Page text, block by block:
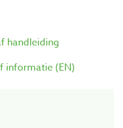
handleiding
informatie (EN)